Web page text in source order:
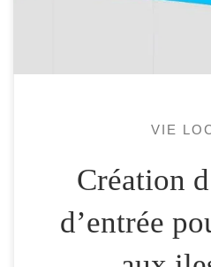
faire : Validité
Actuellement, le
VIE
Création
d’entrée